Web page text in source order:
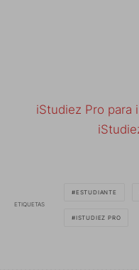
iStudiez Pro para
ETIQUETAS
ESTUDIANTE
ISTUDIEZ PRO